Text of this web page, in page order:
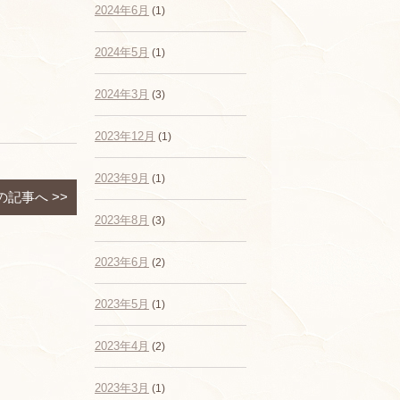
記事へ >>
2024年6月 (1)
2024年5月 (1)
2024年3月 (3)
2023年12月 (1)
2023年9月 (1)
2023年8月 (3)
2023年6月 (2)
2023年5月 (1)
2023年4月 (2)
2023年3月 (1)